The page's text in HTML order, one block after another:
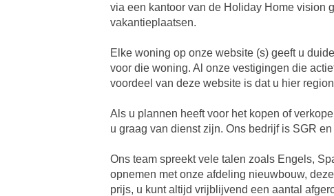
via een kantoor van de Holiday Home vision
vakantieplaatsen.
Elke woning op onze website (s) geeft u
voor die woning. Al onze vestigingen die
voordeel van deze website is dat u hier
Als u plannen heeft voor het kopen of
u graag van dienst zijn. Ons bedrijf is SGR
Ons team spreekt vele talen zoals Engels,
opnemen met onze afdeling nieuwbouw,
prijs, u kunt altijd vrijblijvend een aantal